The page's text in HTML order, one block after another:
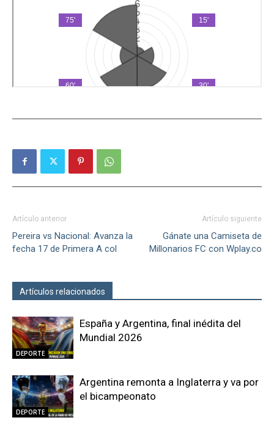
Artículo anterior
Pereira vs Nacional: Avanza la
fecha 17 de Primera A col
Artículo siguiente
Gánate una Camiseta de
Millonarios FC con Wplay.co
Artículos relacionados
DEPORTE
España y Argentina, final inédita del
Mundial 2026
DEPORTE
Argentina remonta a Inglaterra y va por
el bicampeonato